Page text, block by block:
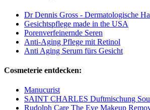
Dr Dennis Gross - Dermatologische
Gesichtspflege made in the USA
Porenverfeinernde Seren
Anti-Aging Pflege mit Retinol
Anti Aging Serum fürs Gesicht
Cosmeterie entdecken:
Manucurist
SAINT CHARLES Duftmischung
Rudolph Care The Eye Makeup